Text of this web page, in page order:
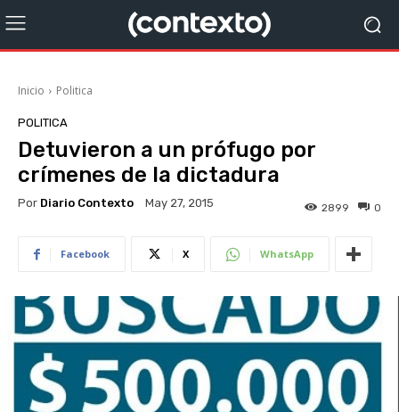
Inicio Politica
POLITICA
Detuvieron a un prófugo por
crímenes de la dictadura
Por Diario Contexto May 27, 2015 0
2899
Facebook X WhatsApp